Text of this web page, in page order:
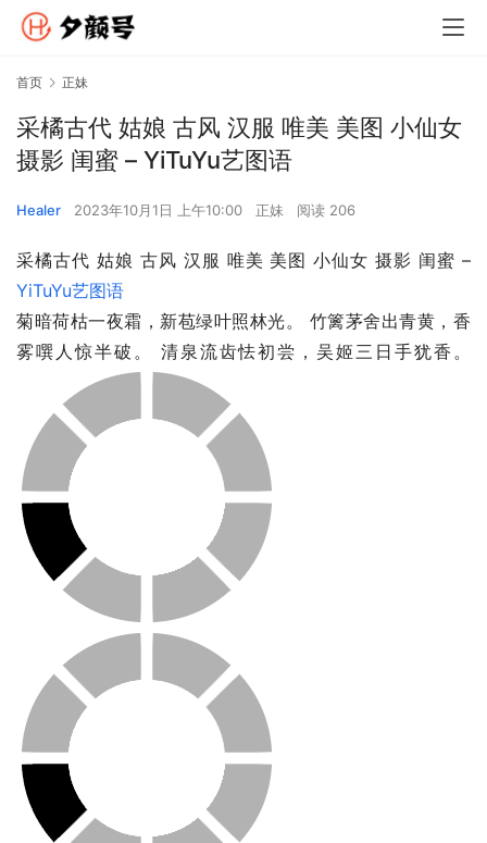
首页 正妹
采橘古代 姑娘 古风 汉服 唯美 美图 小仙女
摄影 闺蜜 – YiTuYu艺图语
Healer 2023年10月1日 上午10:00 正妹 阅读 206
YiTuYu艺图语
菊暗荷枯一夜霜，新苞绿叶照林光。 竹篱茅舍出青黄，香
雾噀人惊半破。 清泉流齿怯初尝，吴姬三日手犹香。